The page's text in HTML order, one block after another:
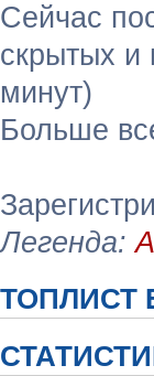
Сейчас
скрытых и
минут)
Больше
Легенда:
ТОПЛИСТ